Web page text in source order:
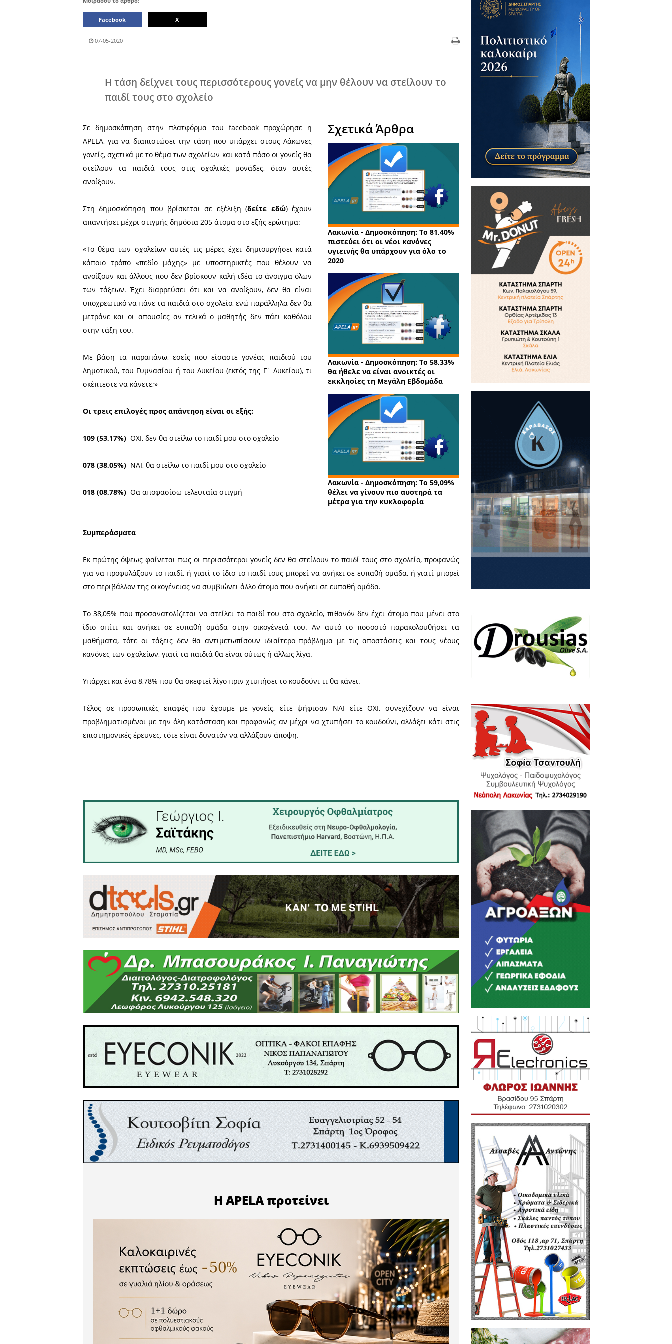
Facebook Χ
07-05-2020
Η τάση δείχνει τους περισσότερους γονείς να μην θέλουν να στείλουν το
παιδί τους στο σχολείο
Σχετικά Άρθρα
Λακωνία - Δημοσκόπηση: Το 81,40%
πιστεύει ότι οι νέοι κανόνες
υγιεινής θα υπάρχουν για όλο το
2020
Λακωνία - Δημοσκόπηση: To 58,33%
θα ήθελε να είναι ανοικτές οι
Λακωνία - Δημοσκόπηση: Το 59,09%
θέλει να γίνουν πιο αυστηρά τα
μέτρα για την κυκλοφορία
Σε δημοσκόπηση στην πλατφόρμα του facebook προχώρησε η
APELA, για να διαπιστώσει την τάση που υπάρχει στους Λάκωνες
γονείς, σχετικά με το θέμα των σχολείων και κατά πόσο οι γονείς θα
στείλουν τα παιδιά τους στις σχολικές μονάδες, όταν αυτές
Στη δημοσκόπηση που βρίσκεται σε εξέλιξη ( δείτε εδώ) έχουν
απαντήσει μέχρι στιγμής δημόσια 205 άτομα στο εξής ερώτημα:
«Το θέμα των σχολείων αυτές τις μέρες έχει δημιουργήσει κατά
κάποιο τρόπο «πεδίο μάχης» με υποστηρικτές που θέλουν να
ανοίξουν και άλλους που δεν βρίσκουν καλή ιδέα το άνοιγμα όλων
των τάξεων. Έχει διαρρεύσει ότι και να ανοίξουν, δεν θα είναι
υποχρεωτικό να πάνε τα παιδιά στο σχολείο, ενώ παράλληλα δεν θα
στην τάξη του.
Με βάση τα παραπάνω, εσείς που είσαστε γονέας παιδιού του
Δημοτικού, του Γυμνασίου ή του Λυκείου (εκτός της Γ΄ Λυκείου), τι
Οι τρεις επιλογές προς απάντηση είναι οι εξής:
078 (38,05%) ΝΑΙ, θα στείλω το παιδί μου στο σχολείο
018 (08,78%)Θα αποφασίσω τελευταία στιγμή
Εκ πρώτης όψεως φαίνεται πως οι περισσότεροι γονείς δεν θα στείλουν το παιδί τους στο σχολείο, προφανώς
για να προφυλάξουν το παιδί, ή γιατί το ίδιο το παιδί τους μπορεί να ανήκει σε ευπαθή ομάδα, ή γιατί μπορεί
στο περιβάλλον της οικογένειας να συμβιώνει άλλο άτομο που ανήκει σε ευπαθή ομάδα.
Το 38,05% που προσανατολίζεται να στείλει το παιδί του στο σχολείο, πιθανόν δεν έχει άτομο που μένει στο
ίδιο σπίτι και ανήκει σε ευπαθή ομάδα στην οικογένειά του. Αν αυτό το ποσοστό παρακολουθήσει τα
μαθήματα, τότε οι τάξεις δεν θα αντιμετωπίσουν ιδιαίτερο πρόβλημα με τις αποστάσεις και τους νέους
Υπάρχει και ένα 8,78% που θα σκεφτεί λίγο πριν χτυπήσει το κουδούνι τι θα κάνει.
Τέλος σε προσωπικές επαφές που έχουμε με γονείς, είτε ψήφισαν ΝΑΙ είτε ΟΧΙ, συνεχίζουν να είναι
προβληματισμένοι με την όλη κατάσταση και προφανώς αν μέχρι να χτυπήσει το κουδούνι, αλλάξει κάτι στις
επιστημονικές έρευνες, τότε είναι δυνατόν να αλλάξουν άποψη.